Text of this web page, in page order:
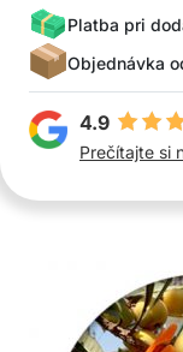
Platba pri
Objednávka
4.9
Prečítajte si